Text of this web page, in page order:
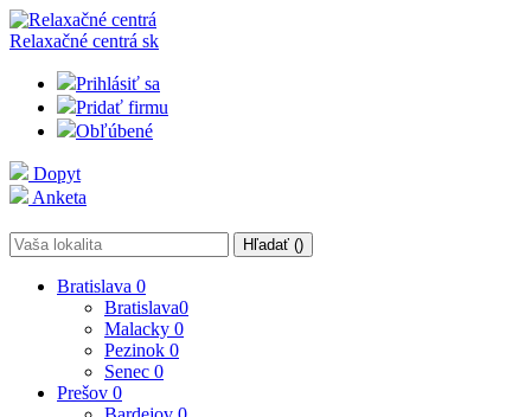
Relaxačné centrá sk
Prihlásiť sa
Pridať firmu
Obľúbené
Dopyt
Anketa
Hľadať ()
Bratislava 0
Bratislava0
Malacky 0
Pezinok 0
Senec 0
Prešov 0